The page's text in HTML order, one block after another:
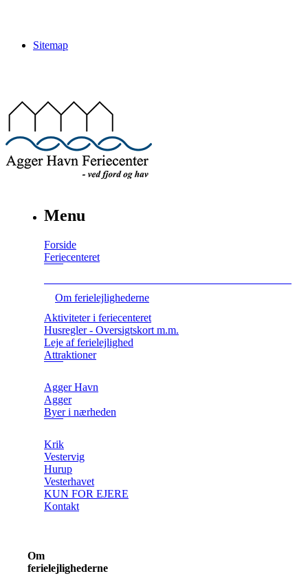
Sitemap
Menu
Forside
Feriecenteret
Om ferielejlighederne
Aktiviteter i feriecenteret
Husregler - Oversigtskort m.m.
Leje af ferielejlighed
Attraktioner
Agger Havn
Agger
Byer i nærheden
Krik
Vestervig
Hurup
Vesterhavet
KUN FOR EJERE
Kontakt
Om
ferielejlighederne